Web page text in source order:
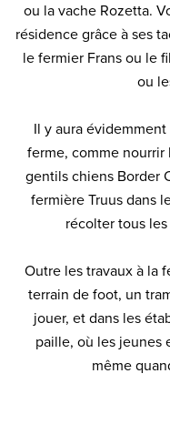
ou la vache Rozetta.
résidence grâce à ses
le fermier Frans ou le
ou
Il y aura
ferme, comme nourrir
gentils chiens Border
fermière Truus dans
récolter tous
Outre les travaux à la
terrain de foot, un
jouer, et dans les
paille, où les jeunes
même